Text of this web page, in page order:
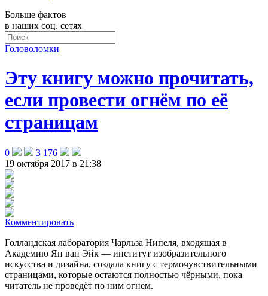
Больше фактов
в наших соц. сетях
Головоломки
Эту книгу можно прочитать,
если провести огнём по её
страницам
0
3 176
19 октября 2017 в 21:38
Комментировать
Голландская лаборатория Чарльза Нипеля, входящая в
Академию Ян ван Эйк — институт изобразительного
искусства и дизайна, создала книгу с термочувствительными
страницами, которые остаются полностью чёрными, пока
читатель не проведёт по ним огнём.